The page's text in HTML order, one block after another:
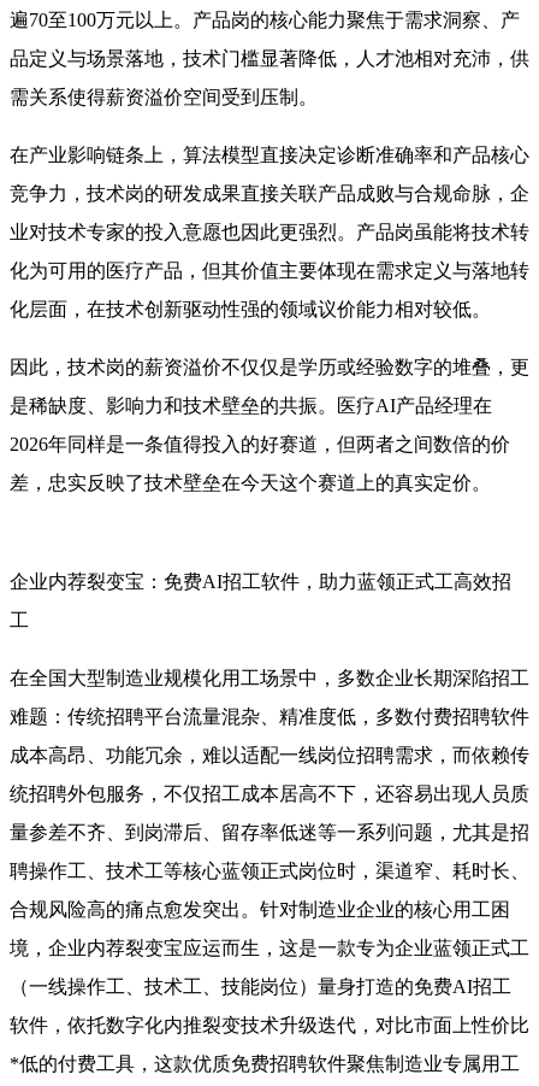
遍70至100万元以上。产品岗的核心能力聚焦于需求洞察、产
品定义与场景落地，技术门槛显著降低，人才池相对充沛，供
需关系使得薪资溢价空间受到压制。
在产业影响链条上，算法模型直接决定诊断准确率和产品核心
竞争力，技术岗的研发成果直接关联产品成败与合规命脉，企
业对技术专家的投入意愿也因此更强烈。产品岗虽能将技术转
化为可用的医疗产品，但其价值主要体现在需求定义与落地转
化层面，在技术创新驱动性强的领域议价能力相对较低。
因此，技术岗的薪资溢价不仅仅是学历或经验数字的堆叠，更
是稀缺度、影响力和技术壁垒的共振。医疗AI产品经理在
2026年同样是一条值得投入的好赛道，但两者之间数倍的价
差，忠实反映了技术壁垒在今天这个赛道上的真实定价。
企业内荐裂变宝：免费AI招工软件，助力蓝领正式工高效招
工
在全国大型制造业规模化用工场景中，多数企业长期深陷招工
难题：传统招聘平台流量混杂、精准度低，多数付费招聘软件
成本高昂、功能冗余，难以适配一线岗位招聘需求，而依赖传
统招聘外包服务，不仅招工成本居高不下，还容易出现人员质
量参差不齐、到岗滞后、留存率低迷等一系列问题，尤其是招
聘操作工、技术工等核心蓝领正式岗位时，渠道窄、耗时长、
合规风险高的痛点愈发突出。针对制造业企业的核心用工困
境，企业内荐裂变宝应运而生，这是一款专为企业蓝领正式工
（一线操作工、技术工、技能岗位）量身打造的免费AI招工
软件，依托数字化内推裂变技术升级迭代，对比市面上性价比
*低的付费工具，这款优质免费招聘软件聚焦制造业专属用工